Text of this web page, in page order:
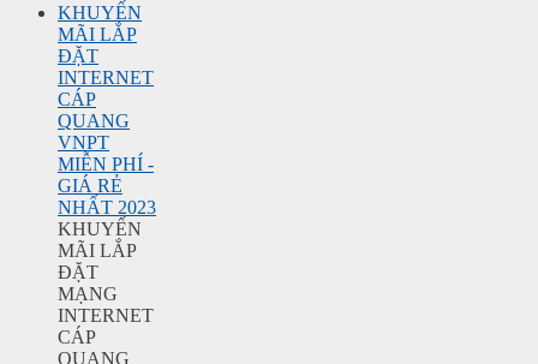
KHUYẾN
MÃI LẮP
ĐẶT
INTERNET
CÁP
QUANG
VNPT
MIỄN PHÍ -
GIÁ RẺ
NHẤT 2023
KHUYẾN
MÃI LẮP
ĐẶT
MẠNG
INTERNET
CÁP
QUANG